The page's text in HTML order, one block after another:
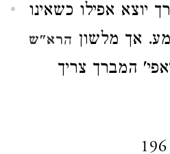
יוצא אפילו כשאינו
אך מלשון הרא"ש
המברך צריך
196